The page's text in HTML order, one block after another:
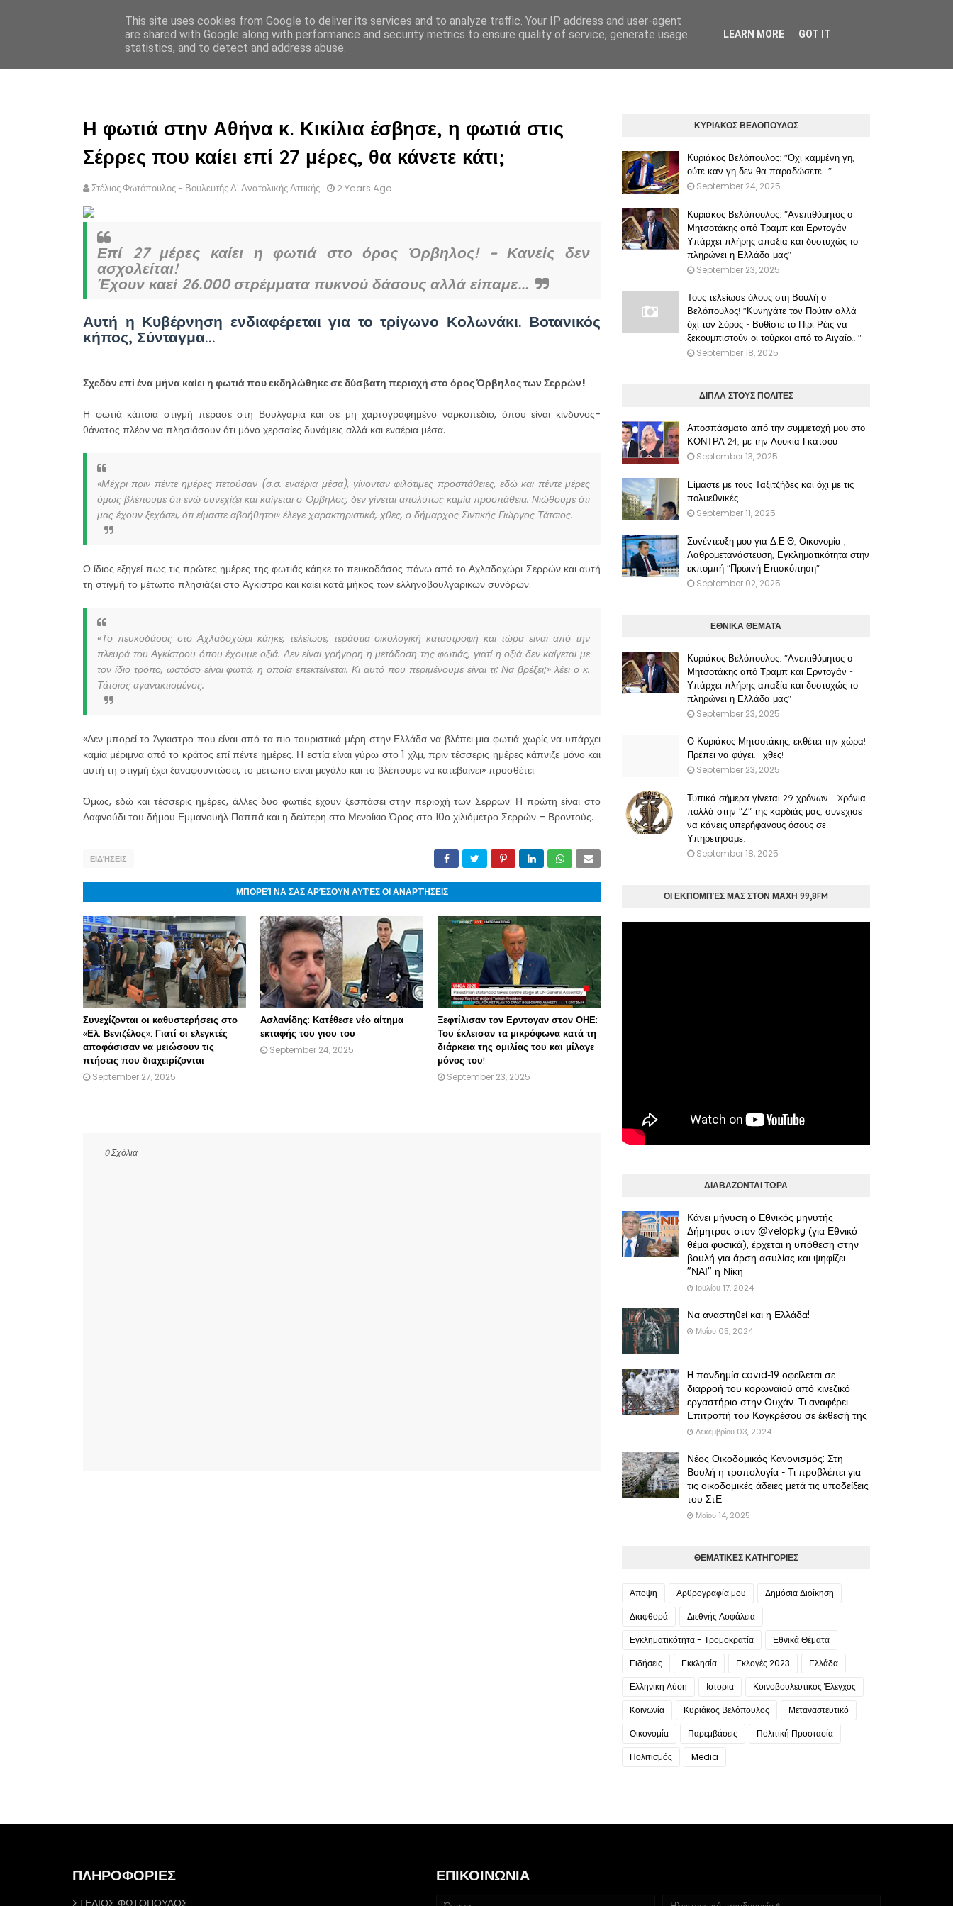
ΣΤΕΛΙΟΣ ΦΩΤΟΠΟΥΛΟΣ
Η φωτιά στην Αθήνα κ. Κικίλια έσβησε, η φωτιά στις
Σέρρες που καίει επί 27 μέρες, θα κάνετε κάτι;
Στέλιος Φωτόπουλος - Βουλευτής Α' Ανατολικής Αττικής 2 Years Ago
Επί 27 μέρες καίει η φωτιά στο όρος Όρβηλος! – Κανείς δεν
ασχολείται!
Έχουν καεί 26.000 στρέμματα πυκνού δάσους αλλά είπαμε...
Αυτή η Κυβέρνηση ενδιαφέρεται για το τρίγωνο Κολωνάκι. Βοτανικός
κήπος, Σύνταγμα...
Σχεδόν επί ένα μήνα καίει η φωτιά που εκδηλώθηκε σε δύσβατη περιοχή στο όρος Όρβηλος των Σερρών!
Η φωτιά κάποια στιγμή πέρασε στη Βουλγαρία και σε μη χαρτογραφημένο ναρκοπέδιο, όπου είναι κίνδυνος-
θάνατος πλέον να πλησιάσουν ότι μόνο χερσαίες δυνάμεις αλλά και εναέρια μέσα.
«Μέχρι πριν πέντε ημέρες πετούσαν (σ.σ. εναέρια μέσα), γίνονταν φιλότιμες προσπάθειες, εδώ και πέντε μέρες
όμως βλέπουμε ότι ενώ συνεχίζει και καίγεται ο Όρβηλος, δεν γίνεται απολύτως καμία προσπάθεια. Νιώθουμε ότι
μας έχουν ξεχάσει, ότι είμαστε αβοήθητοι» έλεγε χαρακτηριστικά, χθες, ο δήμαρχος Σιντικής Γιώργος Τάτσιος.
Ο ίδιος εξηγεί πως τις πρώτες ημέρες της φωτιάς κάηκε το πευκοδάσος πάνω από το Αχλαδοχώρι Σερρών και αυτή
τη στιγμή το μέτωπο πλησιάζει στο Άγκιστρο και καίει κατά μήκος των ελληνοβουλγαρικών συνόρων.
«Το πευκοδάσος στο Αχλαδοχώρι κάηκε, τελείωσε, τεράστια οικολογική καταστροφή και τώρα είναι από την
πλευρά του Αγκίστρου όπου έχουμε οξιά. Δεν είναι γρήγορη η μετάδοση της φωτιάς, γιατί η οξιά δεν καίγεται με
τον ίδιο τρόπο, ωστόσο είναι φωτιά, η οποία επεκτείνεται. Κι αυτό που περιμένουμε είναι τι; Να βρέξει;» λέει ο κ.
Τάτσιος αγανακτισμένος.
«Δεν μπορεί το Άγκιστρο που είναι από τα πιο τουριστικά μέρη στην Ελλάδα να βλέπει μια φωτιά χωρίς να υπάρχει
καμία μέριμνα από το κράτος επί πέντε ημέρες. Η εστία είναι γύρω στο 1 χλμ, πριν τέσσερις ημέρες κάπνιζε μόνο και
αυτή τη στιγμή έχει ξαναφουντώσει, το μέτωπο είναι μεγάλο και το βλέπουμε να κατεβαίνει» προσθέτει.
Όμως, εδώ και τέσσερις ημέρες, άλλες δύο φωτιές έχουν ξεσπάσει στην περιοχή των Σερρών: Η πρώτη είναι στο
Δαφνούδι του δήμου Εμμανουήλ Παππά και η δεύτερη στο Μενοίκιο Όρος στο 10ο χιλιόμετρο Σερρών – Βροντούς.
ΕΙΔΉΣΕΙΣ
ΜΠΟΡΕΊ ΝΑ ΣΑΣ ΑΡΈΣΟΥΝ ΑΥΤΈΣ ΟΙ ΑΝΑΡΤΉΣΕΙΣ
Συνεχίζονται οι καθυστερήσεις στο
«Ελ. Βενιζέλος»: Γιατί οι ελεγκτές
αποφάσισαν να μειώσουν τις
πτήσεις που διαχειρίζονται
September 27, 2025
Ασλανίδης: Κατέθεσε νέο αίτημα
εκταφής του γιου του
September 24, 2025
Ξεφτίλισαν τον Ερντογαν στον ΟΗΕ:
Του έκλεισαν τα μικρόφωνα κατά τη
διάρκεια της ομιλίας του και μίλαγε
μόνος του!
September 23, 2025
0 Σχόλια
ΚΥΡΙΑΚΟΣ ΒΕΛΟΠΟΥΛΟΣ
Κυριάκος Βελόπουλος: "Όχι καμμένη γη,
ούτε καν γη δεν θα παραδώσετε..."
September 24, 2025
Κυριάκος Βελόπουλος: "Ανεπιθύμητος ο
Μητσοτάκης από Τραμπ και Ερντογάν -
Υπάρχει πλήρης απαξία και δυστυχώς το
πληρώνει η Ελλάδα μας"
September 23, 2025
Τους τελείωσε όλους στη Βουλή ο
Βελόπουλος! "Κυνηγάτε τον Πούτιν αλλά
όχι τον Σόρος - Βυθίστε το Πίρι Ρέις να
ξεκουμπιστούν οι τούρκοι από το Αιγαίο..."
September 18, 2025
ΔΙΠΛΑ ΣΤΟΥΣ ΠΟΛΙΤΕΣ
Αποσπάσματα από την συμμετοχή μου στο
ΚΟΝΤΡΑ 24, με την Λουκία Γκάτσου
September 13, 2025
Είμαστε με τους Ταξιτζήδες και όχι με τις
πολυεθνικές
September 11, 2025
Συνέντευξη μου για Δ.Ε.Θ, Οικονομία ,
Λαθρομετανάστευση, Εγκληματικότητα στην
εκπομπή "Πρωινή Επισκόπηση"
September 02, 2025
ΕΘΝΙΚΑ ΘΕΜΑΤΑ
Κυριάκος Βελόπουλος: "Ανεπιθύμητος ο
Μητσοτάκης από Τραμπ και Ερντογάν -
Υπάρχει πλήρης απαξία και δυστυχώς το
πληρώνει η Ελλάδα μας"
September 23, 2025
Ο Κυριάκος Μητσοτάκης, εκθέτει την χώρα!
Πρέπει να φύγει… χθες!
September 23, 2025
Τυπικά σήμερα γίνεται 29 χρόνων - Xρόνια
πολλά στην "Ζ" της καρδιάς μας, συνεχισε
να κάνεις υπερήφανους όσους σε
Υπηρετήσαμε.
September 18, 2025
ΟΙ ΕΚΠΟΜΠΈΣ ΜΑΣ ΣΤΟΝ ΜΑΧΗ 99,8FM
ΔΙΑΒΑΖΟΝΤΑΙ ΤΩΡΑ
Κάνει μήνυση ο Εθνικός μηνυτής
Δήμητρας στον @velopky (για Εθνικό
θέμα φυσικά), έρχεται η υπόθεση στην
βουλή για άρση ασυλίας και ψηφίζει
"ΝΑΙ" η Νίκη
Ιουλίου 17, 2024
Να αναστηθεί και η Ελλάδα!
Μαΐου 05, 2024
H πανδημία covid-19 οφείλεται σε
διαρροή του κορωναϊού από κινεζικό
εργαστήριο στην Ουχάν: Τι αναφέρει
Επιτροπή του Κογκρέσου σε έκθεσή της
Δεκεμβρίου 03, 2024
Νέος Οικοδομικός Κανονισμός: Στη
Βουλή η τροπολογία - Τι προβλέπει για
τις οικοδομικές άδειες μετά τις υποδείξεις
του ΣτΕ
Μαΐου 14, 2025
ΘΕΜΑΤΙΚΕΣ ΚΑΤΗΓΟΡΙΕΣ
Άποψη Αρθρογραφία μου
Δημόσια Διοίκηση
Διαφθορά
Διεθνής Ασφάλεια
Εγκληματικότητα - Τρομοκρατία
Εθνικά Θέματα
Ειδήσεις
Εκκλησία Εκλογές 2023
Ελλάδα
Ελληνική Λύση
Ιστορία
Κοινοβουλευτικός Έλεγχος
Κοινωνία
Κυριάκος Βελόπουλος
Μεταναστευτικό
Οικονομία
Παρεμβάσεις
Πολιτική Προστασία
Πολιτισμός
Media
ΠΛΗΡΟΦΟΡΙΕΣ
ΣΤΕΛΙΟΣ ΦΩΤΟΠΟΥΛΟΣ
ΕΠΙΚΟΙΝΩΝΙΑ
This site uses cookies from Google to deliver its services and to analyze traffic. Your IP address and user-agent
are shared with Google along with performance and security metrics to ensure quality of service, generate usage
statistics, and to detect and address abuse.
LEARN MORE GOT IT